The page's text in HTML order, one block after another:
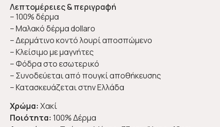
Λεπτομέρειες & περιγραφή
– 100% δέρμα
– Μαλακό δέρμα dollaro
– Δερμάτινο κοντό λουρί αποσπώμενο
– Κλείσιμο με μαγνήτες
– Φόδρα στο εσωτερικό
– Συνοδεύεται από πουγκί αποθήκευσης
– Κατασκευάζεται στην Ελλάδα
Χρώμα: Χακί
Ποιότητα: 100% Δέρμα